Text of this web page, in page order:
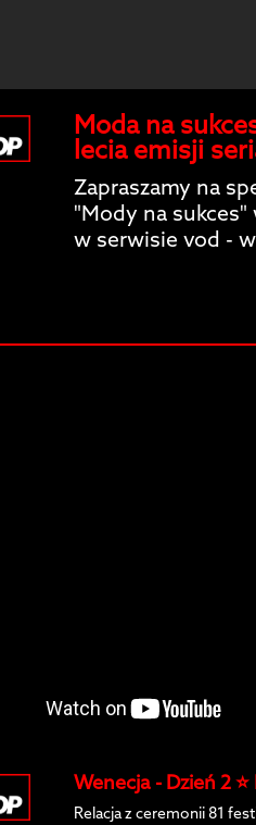
Moda na
lecia emisji
Zapraszamy na
"Mody na sukces"
w serwisie vod -
Wenecja - Dzień 2
Relacja z ceremonii 81